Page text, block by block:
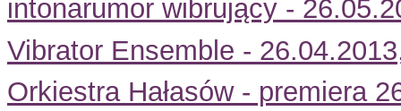
intonarumor wibrujący -
Vibrator Ensemble -
Orkiestra Hałasów - premiera